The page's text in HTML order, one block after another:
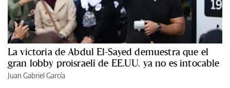
La victoria de Abdul El-Sayed demuestra que el
gran lobby proisraelí de EE.UU. ya no es intocable
Juan Gabriel García